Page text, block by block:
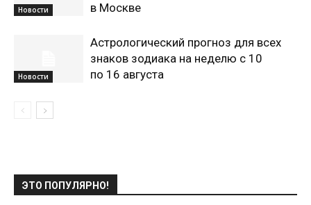
Новости
в Москве
Новости
Астрологический прогноз для всех
знаков зодиака на неделю с 10
по 16 августа
ЭТО ПОПУЛЯРНО!